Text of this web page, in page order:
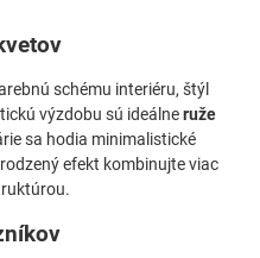
schému interiéru, štýl
výzdobu sú ideálneruže
sa hodia minimalistické
efekt kombinujte viac